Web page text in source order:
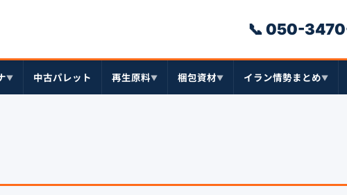
📞 050-
▼ 中古パレット 再生原料▼ 梱包資材▼ イラン情勢まとめ▼